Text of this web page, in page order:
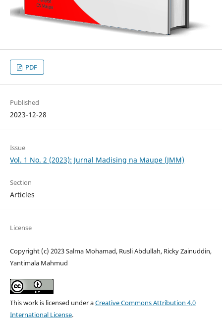
PDF
Published
2023-12-28
Issue
Vol. 1 No. 2 (2023): Jurnal Madising na Maupe (JMM)
Section
Articles
License
Copyright (c) 2023 Salma Mohamad, Rusli Abdullah, Ricky Zainuddin,
Yantimala Mahmud
This work is licensed under aCreative Commons Attribution 4.0
International License.